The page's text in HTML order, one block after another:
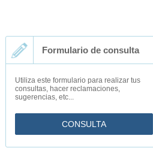
Formulario de consulta
Utiliza este formulario para realizar tus
consultas, hacer reclamaciones,
sugerencias, etc...
CONSULTA